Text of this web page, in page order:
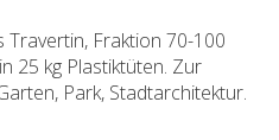
Travertin, Fraktion 70-100
25 kg Plastiktüten. Zur
Park, Stadtarchitektur.